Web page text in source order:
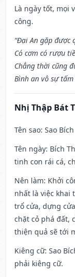
Là ngày tốt, mọi
công.
“Đại An gặp được
Có cơm có rượu
Chẳng thời cũng
Bình an vô sự
Nhị Thập Bát
Tên sao: Sao Bích
Tên ngày: Bích
tinh con rái cá,
Nên làm: Khởi
nhất là việc khai
trổ cửa, dựng
chặt cỏ phá đất,
thiện quả sẽ tới
Kiêng cữ: Sao
phải kiêng cữ.